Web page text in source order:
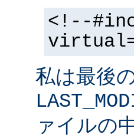
<!--
私は最後
ァイルの